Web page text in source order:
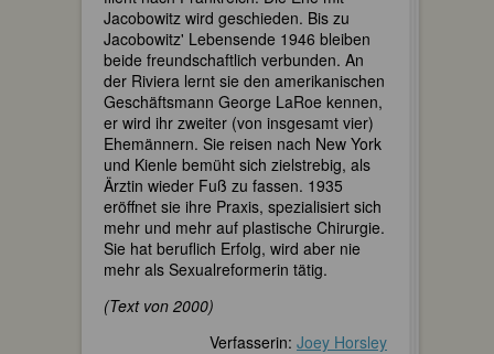
Jacobowitz wird geschieden. Bis zu
Jacobowitz' Lebensende 1946 bleiben
beide freundschaftlich verbunden. An
der Riviera lernt sie den amerikanischen
Geschäftsmann George LaRoe kennen,
er wird ihr zweiter (von insgesamt vier)
Ehemännern. Sie reisen nach New York
und Kienle bemüht sich zielstrebig, als
Ärztin wieder Fuß zu fassen. 1935
eröffnet sie ihre Praxis, spezialisiert sich
mehr und mehr auf plastische Chirurgie.
Sie hat beruflich Erfolg, wird aber nie
mehr als Sexualreformerin tätig.
(Text von 2000)
Verfasserin: Joey Horsley